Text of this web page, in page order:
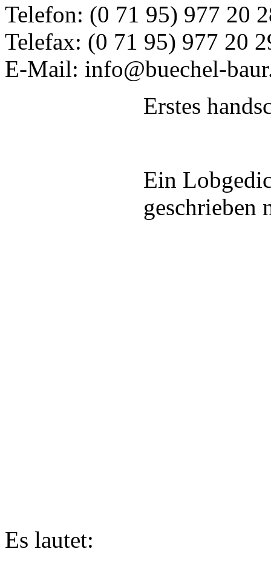
Telefon: (0 71 95) 977 20
Telefax: (0 71 95) 977 20
E-Mail: info@buechel-
Erstes
Ein
geschrieben
Es lautet: